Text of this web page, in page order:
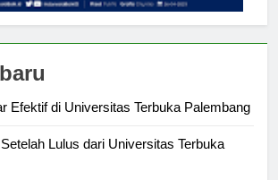
Lulus dari Universitas Terbuka